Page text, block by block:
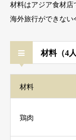
材料はアジア食材店
海外旅行ができない
材料（4人
材料
鶏肉